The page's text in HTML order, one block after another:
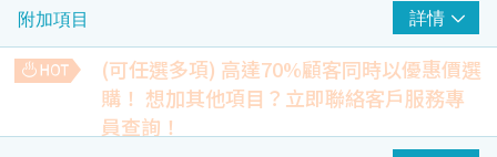
前列腺抗原 - 男士
癌抗原 125 (卵巢) - 女士
癌抗原 15.3 (乳房) - 女士
癌指標 CA 19.9（胰臟癌）
癌胚抗原(腸)
附加項目 詳情
(可任選多項) 高達70%顧客同時以優惠價選
購！ 想加其他項目？立即聯絡客戶服務專
員查詢！